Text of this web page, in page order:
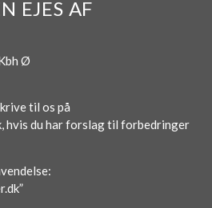
EJES AF
Ø
til os på
du har forslag til forbedringer